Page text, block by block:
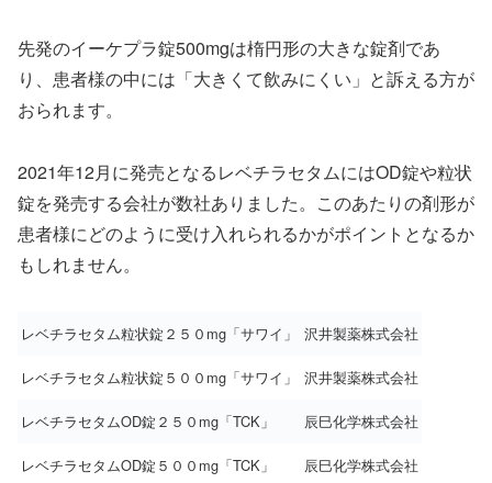
先発のイーケプラ錠500mgは楕円形の大きな錠剤であ
り、患者様の中には「大きくて飲みにくい」と訴える方が
おられます。
2021年12月に発売となるレベチラセタムにはOD錠や粒状
錠を発売する会社が数社ありました。このあたりの剤形が
患者様にどのように受け入れられるかがポイントとなるか
もしれません。
レベチラセタム粒状錠２５０mg「サワイ」 沢井製薬株式会社
レベチラセタム粒状錠５００mg「サワイ」 沢井製薬株式会社
レベチラセタムOD錠２５０mg「TCK」 辰巳化学株式会社
レベチラセタムOD錠５００mg「TCK」 辰巳化学株式会社